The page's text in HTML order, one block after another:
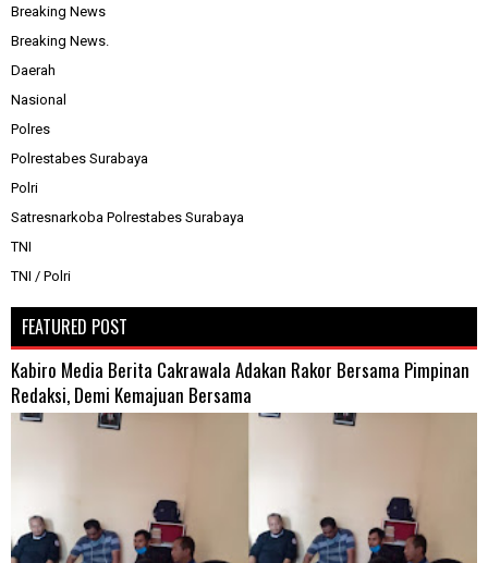
Breaking News
Breaking News.
Daerah
Nasional
Polres
Polrestabes Surabaya
Polri
Satresnarkoba Polrestabes Surabaya
TNI
TNI / Polri
FEATURED POST
Kabiro Media Berita Cakrawala Adakan Rakor Bersama Pimpinan
Redaksi, Demi Kemajuan Bersama